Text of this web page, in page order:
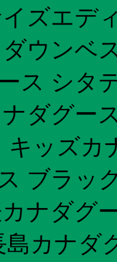
ズエデ
ウンベ
ス シタ
ナダグー
キッズカ
ブラッ
ナダグ
島カナダ